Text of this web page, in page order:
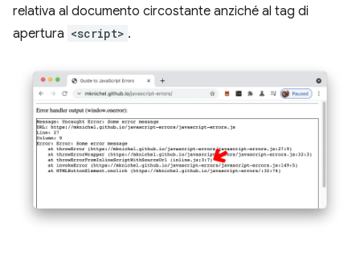
relativa al documento circostante anziché al tag di
apertura <script> .